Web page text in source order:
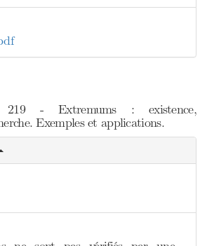
- Extremums : existence,
Exemples et applications.